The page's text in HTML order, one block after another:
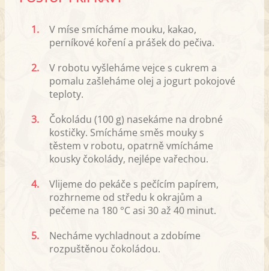
1.
V míse smícháme mouku, kakao,
perníkové koření a prášek do pečiva.
2.
V robotu vyšleháme vejce s cukrem a
pomalu zašleháme olej a jogurt pokojové
teploty.
3.
Čokoládu (100 g) nasekáme na drobné
kostičky. Smícháme směs mouky s
těstem v robotu, opatrně vmícháme
kousky čokolády, nejlépe vařechou.
4.
Vlijeme do pekáče s pečícím papírem,
rozhrneme od středu k okrajům a
pečeme na 180 °C asi 30 až 40 minut.
5.
Necháme vychladnout a zdobíme
rozpuštěnou čokoládou.